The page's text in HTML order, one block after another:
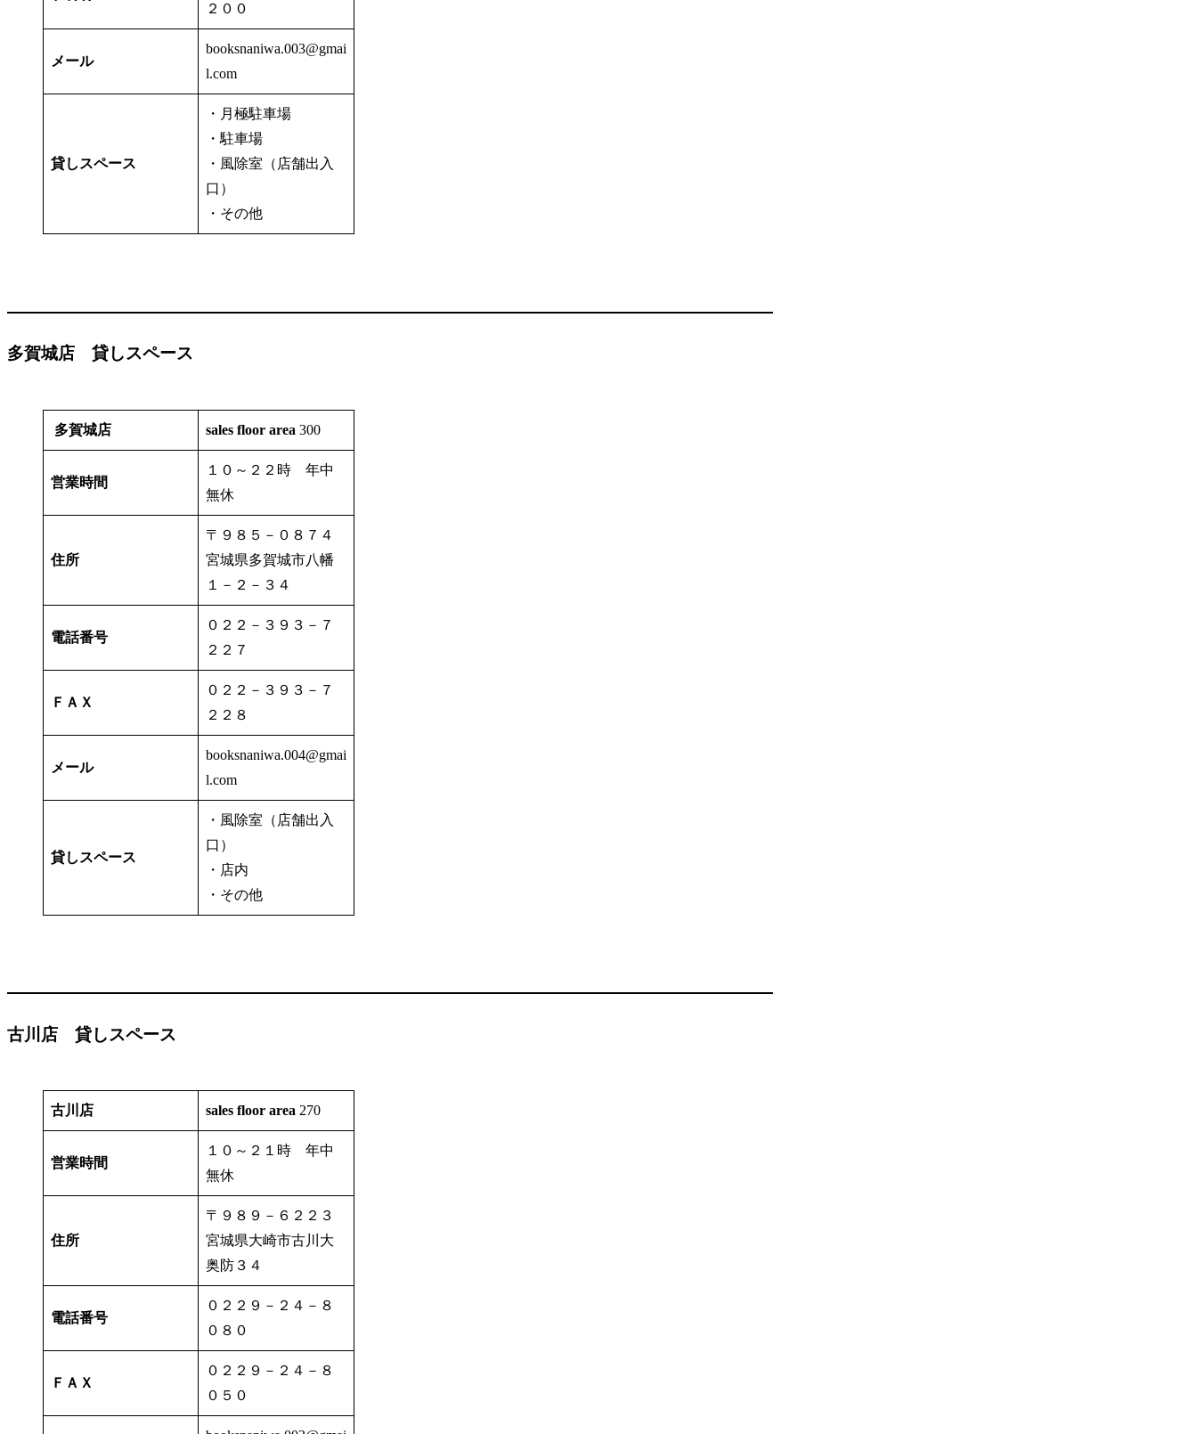
２００
メール
booksnaniwa.003@gmai
l.com
貸しスペース
・月極駐車場
・駐車場
・風除室（店舗出入
口）
・その他
多賀城店 貸しスペース
多賀城店 sales floor area 300
営業時間
１０～２２時 年中
無休
住所
〒９８５－０８７４
宮城県多賀城市八幡
１－２－３４
電話番号
０２２－３９３－７
２２７
ＦＡＸ
０２２－３９３－７
２２８
メール
booksnaniwa.004@gmai
l.com
貸しスペース
・風除室（店舗出入
口）
・店内
・その他
古川店 貸しスペース
古川店 sales floor area 270
営業時間
１０～２１時 年中
無休
住所
〒９８９－６２２３
宮城県大崎市古川大
奥防３４
電話番号
０２２９－２４－８
０８０
ＦＡＸ
０２２９－２４－８
０５０